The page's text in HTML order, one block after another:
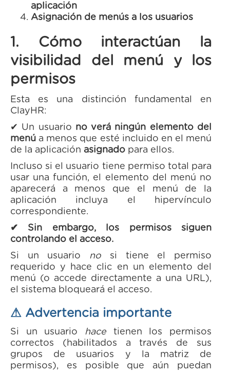
aplicación
Asignación de menús a los usuarios
1. Cómo interactúan la
visibilidad del menú y los
permisos
Esta es una distinción fundamental en
ClayHR:
✔ Un usuario no verá ningún elemento del
menú a menos que esté incluido en el menú
de la aplicación asignado para ellos.
Incluso si el usuario tiene permiso total para
usar una función, el elemento del menú no
aparecerá a menos que el menú de la
aplicación incluya el hipervínculo
correspondiente.
✔ Sin embargo, los permisos siguen
controlando el acceso.
Si un usuario no si tiene el permiso
requerido y hace clic en un elemento del
menú (o accede directamente a una URL),
el sistema bloqueará el acceso.
⚠ Advertencia importante
Si un usuario hace tienen los permisos
correctos (habilitados a través de sus
grupos de usuarios y la matriz de
permisos), es posible que aún puedan